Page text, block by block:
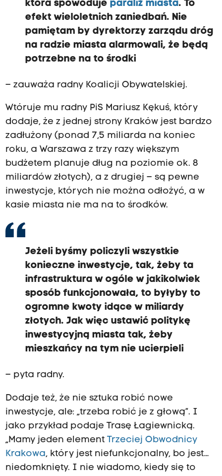
która spowoduje paraliż miasta. To
efekt wieloletnich zaniedbań. Nie
pamiętam by dyrektorzy zarządu dróg
na radzie miasta alarmowali, że będą
potrzebne na to środki
– zauważa radny Koalicji Obywatelskiej.
Wtóruje mu radny PiS Mariusz Kękuś, który
dodaje, że z jednej strony Kraków jest bardzo
zadłużony (ponad 7,5 miliarda na koniec
roku, a Warszawa z trzy razy większym
budżetem planuje dług na poziomie ok. 8
miliardów złotych), a z drugiej – są pewne
inwestycje, których nie można odłożyć, a w
kasie miasta nie ma na to środków.
Jeżeli byśmy policzyli wszystkie
konieczne inwestycje, tak, żeby ta
infrastruktura w ogóle w jakikolwiek
sposób funkcjonowała, to byłyby to
ogromne kwoty idące w miliardy
złotych. Jak więc ustawić politykę
inwestycyjną miasta tak, żeby
mieszkańcy na tym nie ucierpieli
– pyta radny.
Dodaje też, że nie sztuka robić nowe
inwestycje, ale: „trzeba robić je z głową”. I
jako przykład podaje Trasę Łagiewnicką.
„Mamy jeden element Trzeciej Obwodnicy
Krakowa, który jest niefunkcjonalny, bo jest…
niedomknięty. I nie wiadomo, kiedy się to